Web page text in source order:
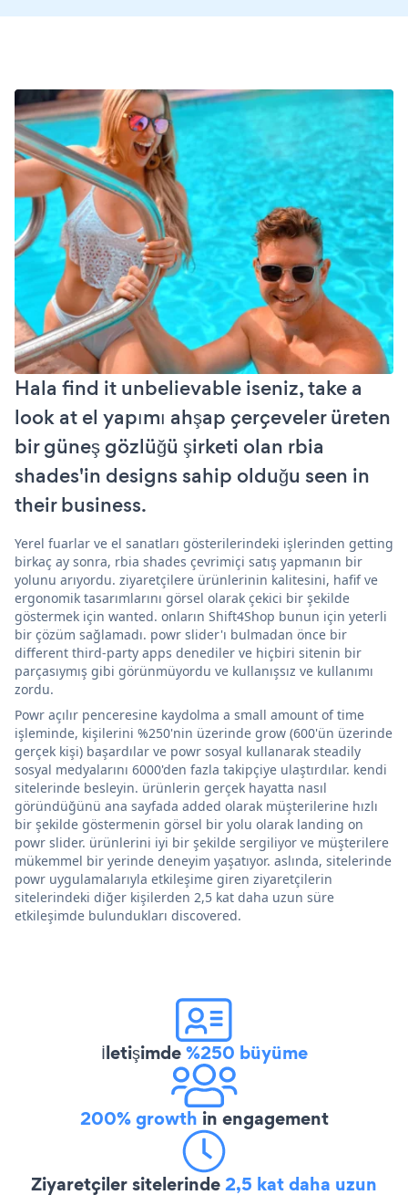
Hala find it unbelievable iseniz, take a
look at el yapımı ahşap çerçeveler üreten
bir güneş gözlüğü şirketi olan rbia
shades'in designs sahip olduğu seen in
their business.
Yerel fuarlar ve el sanatları gösterilerindeki işlerinden getting
birkaç ay sonra, rbia shades çevrimiçi satış yapmanın bir
yolunu arıyordu. ziyaretçilere ürünlerinin kalitesini, hafif ve
ergonomik tasarımlarını görsel olarak çekici bir şekilde
göstermek için wanted. onların Shift4Shop bunun için yeterli
bir çözüm sağlamadı. powr slider'ı bulmadan önce bir
different third-party apps denediler ve hiçbiri sitenin bir
parçasıymış gibi görünmüyordu ve kullanışsız ve kullanımı
zordu.
Powr açılır penceresine kaydolma a small amount of time
işleminde, kişilerini %250'nin üzerinde grow (600'ün üzerinde
gerçek kişi) başardılar ve powr sosyal kullanarak steadily
sosyal medyalarını 6000'den fazla takipçiye ulaştırdılar. kendi
sitelerinde besleyin. ürünlerin gerçek hayatta nasıl
göründüğünü ana sayfada added olarak müşterilerine hızlı
bir şekilde göstermenin görsel bir yolu olarak landing on
powr slider. ürünlerini iyi bir şekilde sergiliyor ve müşterilere
mükemmel bir yerinde deneyim yaşatıyor. aslında, sitelerinde
powr uygulamalarıyla etkileşime giren ziyaretçilerin
sitelerindeki diğer kişilerden 2,5 kat daha uzun süre
etkileşimde bulundukları discovered.
İletişimde%250 büyüme
200% growth in engagement
Ziyaretçiler sitelerinde2,5 kat daha uzun